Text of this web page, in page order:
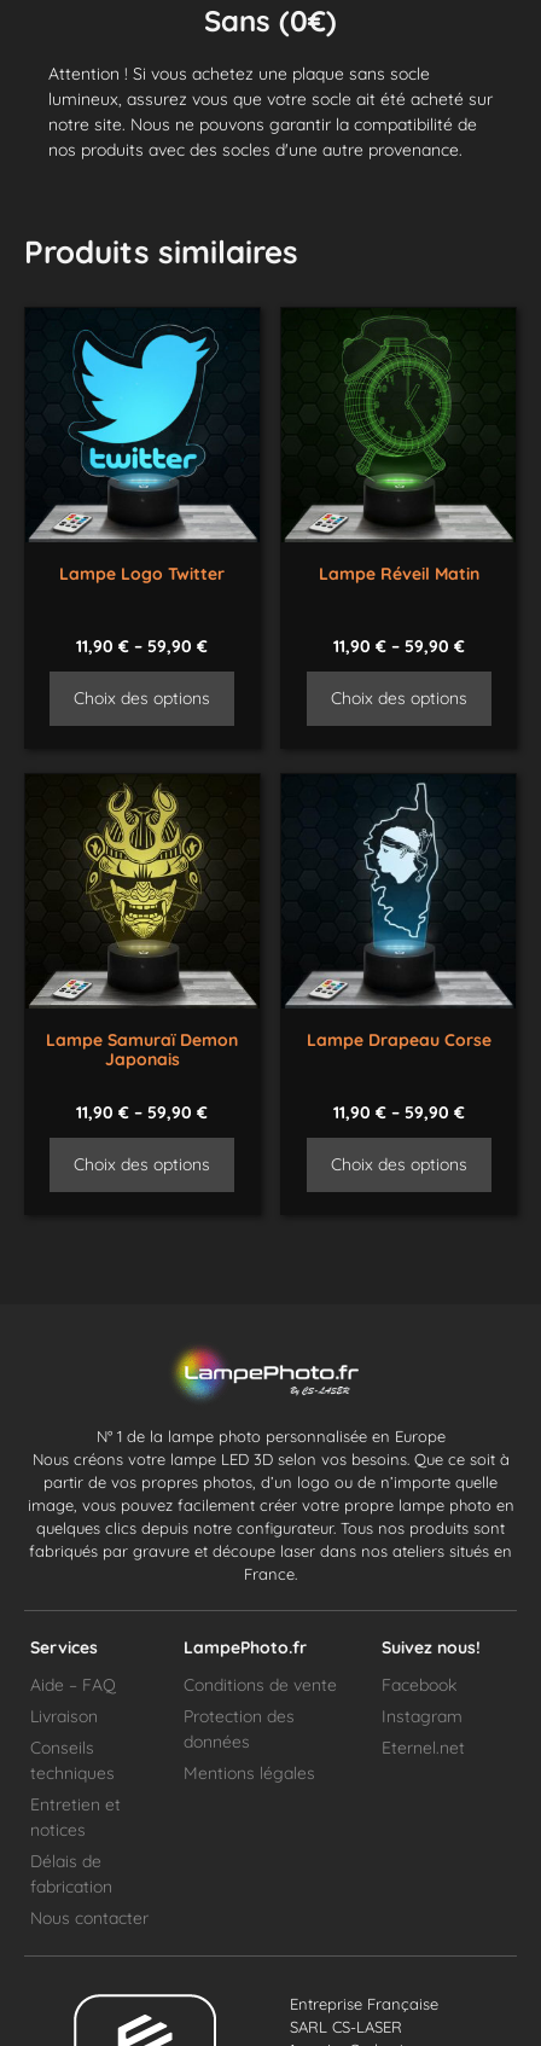
Sans (0€)
Attention ! Si vous achetez une plaque sans socle
lumineux, assurez vous que votre socle ait été acheté sur
notre site. Nous ne pouvons garantir la compatibilité de
nos produits avec des socles d'une autre provenance.
Produits similaires
Lampe Logo Twitter
11,90€ –59,90€
Choix des options
Lampe Réveil Matin
11,90 €– 59,90 €
Choix des options
Lampe Samuraï Demon
Japonais
11,90€ –59,90€
Choix des options
Lampe Drapeau Corse
11,90 €– 59,90 €
Choix des options
N° 1 de la lampe photo personnalisée en Europe
Nous créons votre lampe LED 3D selon vos besoins. Que ce soit à
partir de vos propres photos, d’un logo ou de n’importe quelle
image, vous pouvez facilement créer votre propre lampe photo en
quelques clics depuis notre configurateur. Tous nos produits sont
fabriqués par gravure et découpe laser dans nos ateliers situés en
France.
Services
Aide – FAQ
Livraison
Conseils
techniques
Entretien et
notices
Délais de
fabrication
Nous contacter
LampePhoto.fr
Conditions de vente
Protection des
données
Mentions légales
Suivez nous!
Facebook
Instagram
Eternel.net
Entreprise Française
SARL CS-LASER